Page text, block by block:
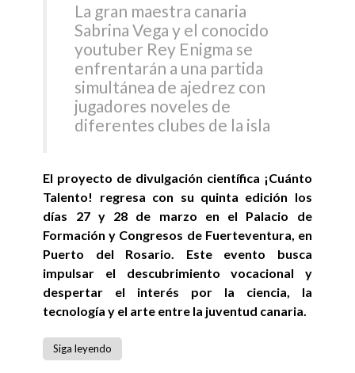
La gran maestra canaria
Sabrina Vega y el conocido
youtuber Rey Enigma se
enfrentarán a una partida
simultánea de ajedrez con
jugadores noveles de
diferentes clubes de la isla
El proyecto de divulgación científica ¡Cuánto
Talento! regresa con su quinta edición los
días 27 y 28 de marzo en el Palacio de
Formación y Congresos de Fuerteventura, en
Puerto del Rosario. Este evento busca
impulsar el descubrimiento vocacional y
despertar el interés por la ciencia, la
tecnología y el arte entre la juventud canaria.
Siga leyendo